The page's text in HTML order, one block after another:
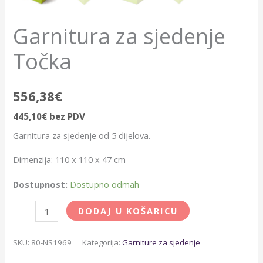
Garnitura za sjedenje
Točka
556,38€
445,10€ bez PDV
Garnitura za sjedenje od 5 dijelova.
Dimenzija: 110 x 110 x 47 cm
Dostupnost: Dostupno odmah
DODAJ U KOŠARICU
SKU: 80-NS1969 Kategorija:Garniture za sjedenje